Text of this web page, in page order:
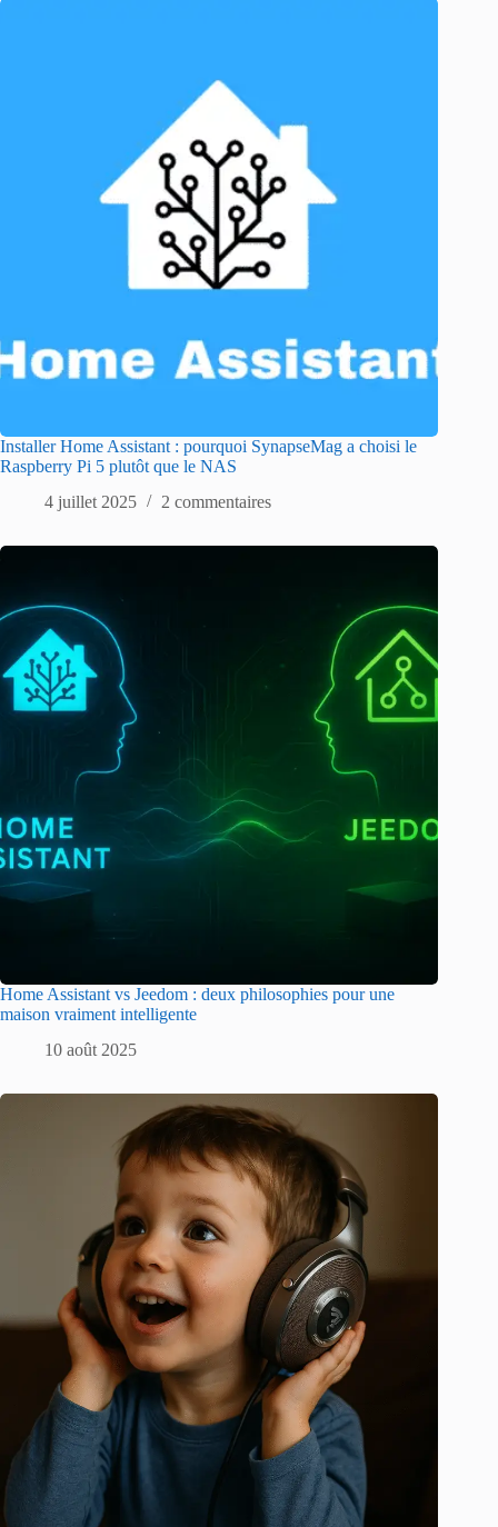
Installer Home Assistant : pourquoi SynapseMag a choisi le
Raspberry Pi 5 plutôt que le NAS
4 juillet 2025
2 commentaires
Home Assistant vs Jeedom : deux philosophies pour une
maison vraiment intelligente
10 août 2025